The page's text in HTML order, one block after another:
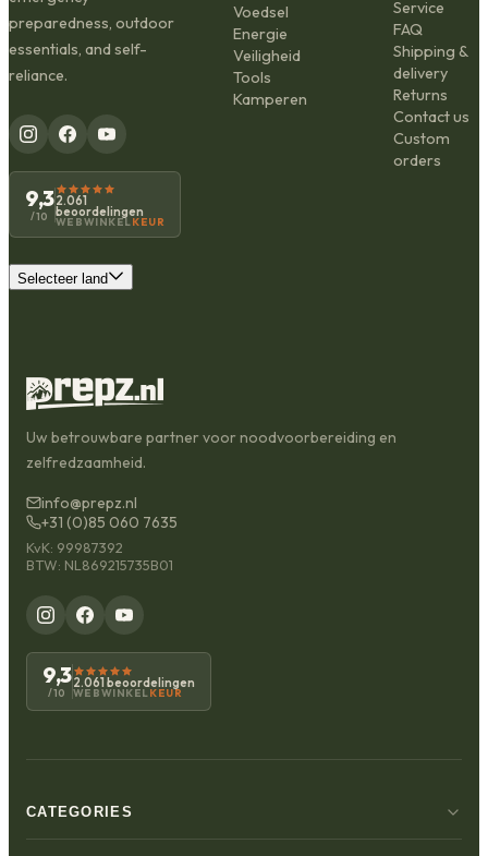
preparedness, outdoor
essentials, and self-
reliance.
9,3
/10
2.061
beoordelingen
WEBWINKEL KEUR
Selecteer land
Voedsel
Energie
Veiligheid
Tools
Kamperen
Service
FAQ
Shipping &
delivery
Returns
Contact us
Custom
orders
Uw betrouwbare partner voor noodvoorbereiding en
zelfredzaamheid.
info@prepz.nl
+31 (0)85 060 7635
KvK: 99987392
BTW: NL869215735B01
9,3
/10
2.061 beoordelingen
WEBWINKEL KEUR
CATEGORIES